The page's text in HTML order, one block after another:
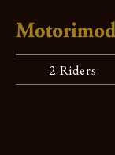
2 Riders